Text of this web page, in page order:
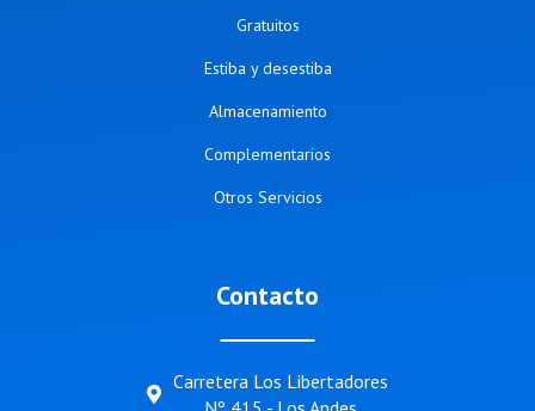
Gratuitos
Estiba y desestiba
Almacenamiento
Complementarios
Otros Servicios
Contacto
Carretera Los Libertadores